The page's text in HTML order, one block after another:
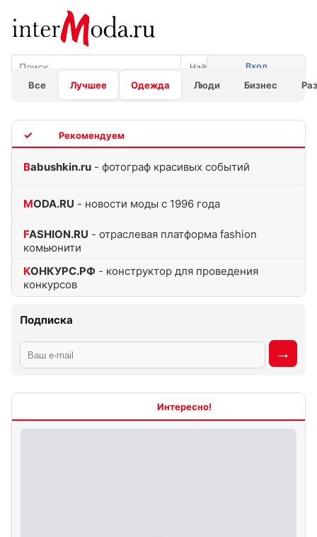
Все Лучшее Одежда Люди Бизнес
Вход
Babushkin.ru - фотограф красивых событий
MODA.RU - новости моды с 1996 года
FASHION.RU - отраслевая платформа fashion
комьюнити
КОНКУРС.РФ - конструктор для проведения
конкурсов
Подписка